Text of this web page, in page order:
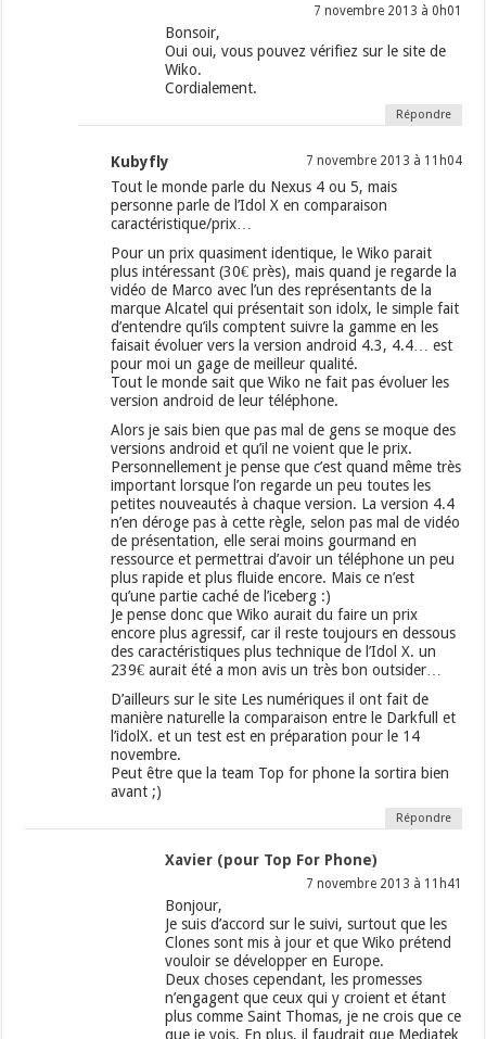
7 novembre 2013 à 0h01
Bonsoir,
Oui oui, vous pouvez vérifiez sur le site de
Wiko.
Cordialement.
Répondre
Kubyfly 7 novembre 2013 à 11h04
Tout le monde parle du Nexus 4 ou 5, mais
personne parle de l’Idol X en comparaison
caractéristique/prix…
Pour un prix quasiment identique, le Wiko parait
plus intéressant (30€ près), mais quand je regarde la
vidéo de Marco avec l’un des représentants de la
marque Alcatel qui présentait son idolx, le simple fait
d’entendre qu’ils comptent suivre la gamme en les
faisait évoluer vers la version android 4.3, 4.4… est
pour moi un gage de meilleur qualité.
Tout le monde sait que Wiko ne fait pas évoluer les
version android de leur téléphone.
Alors je sais bien que pas mal de gens se moque des
versions android et qu’il ne voient que le prix.
Personnellement je pense que c’est quand même très
important lorsque l’on regarde un peu toutes les
petites nouveautés à chaque version. La version 4.4
n’en déroge pas à cette règle, selon pas mal de vidéo
de présentation, elle serai moins gourmand en
ressource et permettrai d’avoir un téléphone un peu
plus rapide et plus fluide encore. Mais ce n’est
qu’une partie caché de l’iceberg :)
Je pense donc que Wiko aurait du faire un prix
encore plus agressif, car il reste toujours en dessous
des caractéristiques plus technique de l’Idol X. un
239€ aurait été a mon avis un très bon outsider…
D’ailleurs sur le site Les numériques il ont fait de
manière naturelle la comparaison entre le Darkfull et
l’idolX. et un test est en préparation pour le 14
novembre.
Peut être que la team Top for phone la sortira bien
avant ;)
Répondre
Xavier (pour Top For Phone)
7 novembre 2013 à 11h41
Bonjour,
Je suis d’accord sur le suivi, surtout que les
Clones sont mis à jour et que Wiko prétend
vouloir se développer en Europe.
Deux choses cependant, les promesses
n’engagent que ceux qui y croient et étant
plus comme Saint Thomas, je ne crois que ce
que je vois. En plus, il faudrait que Mediatek